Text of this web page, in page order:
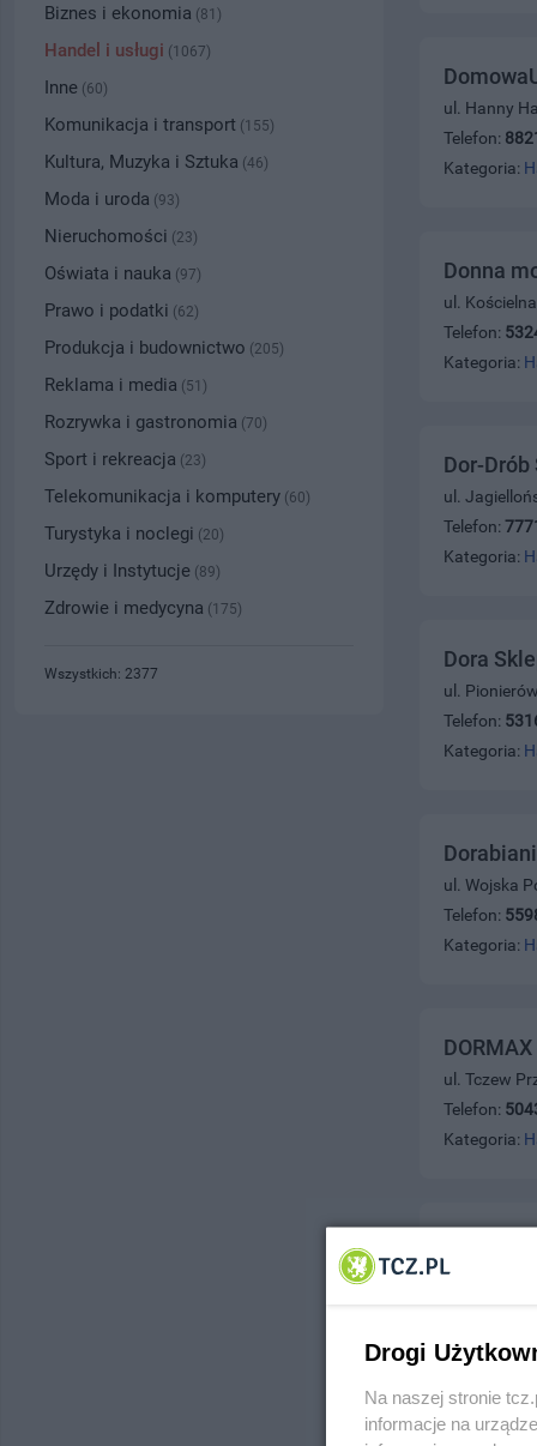
ul. Hanny
Telefon:
Kategoria:
Donna
ul.
Telefon:
Kategoria:
Dor-Drób
ul.
Telefon:
Kategoria:
Dora
ul.
Telefon:
Kategoria:
ul. Wojska
Telefon:
Kategoria:
ul. Tczew
Telefon:
Kategoria:
ul.
Biznes i ekonomia (81)
Handel i usługi (1067)
Inne (60)
Komunikacja i transport (155)
Kultura, Muzyka i Sztuka (46)
Moda i uroda (93)
Nieruchomości (23)
Oświata i nauka (97)
Prawo i podatki (62)
Produkcja i budownictwo (205)
Reklama i media (51)
Rozrywka i gastronomia (70)
Sport i rekreacja (23)
Telekomunikacja i komputery (60)
Turystyka i noclegi (20)
Urzędy i Instytucje (89)
Zdrowie i medycyna (175)
Wszystkich: 2377
Drogi
Na naszej stronie
informacje na